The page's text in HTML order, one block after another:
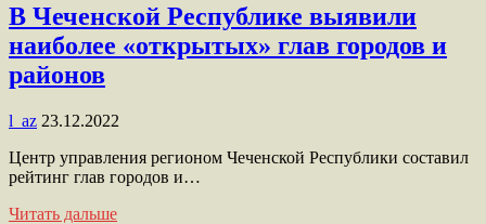
В Чеченской Республике выявили
наиболее «открытых» глав городов и
районов
l_az 23.12.2022
Центр управления регионом Чеченской Республики составил
рейтинг глав городов и…
Читать дальше